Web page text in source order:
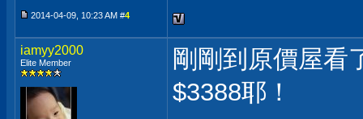
2014-04-09, 10:23 AM #4
iamyy2000
Elite Member
剛剛到原價屋看
$3388耶！